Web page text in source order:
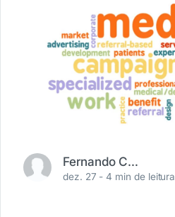
Fernando Carbonieri
dez. 27 -4 min de leitura